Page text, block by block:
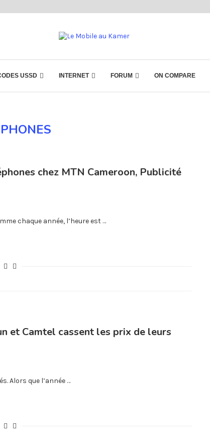
USSD INTERNET FORUM ON COMPARE
chez MTN Cameroon, Publicité
chaque année, l’heure est …
et Camtel cassent les prix de leurs
Alors que l’année …